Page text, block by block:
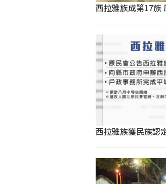
西拉雅族成第17族
西拉雅族獲民族認